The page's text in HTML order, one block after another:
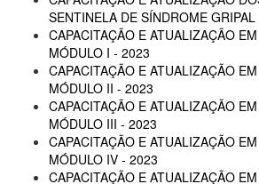
SENTINELA DE SÍNDROME
CAPACITAÇÃO E ATUALIZAÇÃO
MÓDULO I - 2023
CAPACITAÇÃO E ATUALIZAÇÃO
MÓDULO II - 2023
CAPACITAÇÃO E ATUALIZAÇÃO
MÓDULO III - 2023
CAPACITAÇÃO E ATUALIZAÇÃO
MÓDULO IV - 2023
CAPACITAÇÃO E ATUALIZAÇÃO